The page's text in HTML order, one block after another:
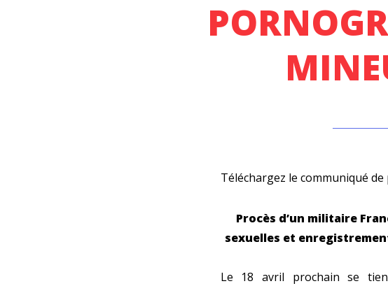
Téléchargez le communiqué de
Procès d’un militaire
sexuelles et
Le 18 avril prochain se